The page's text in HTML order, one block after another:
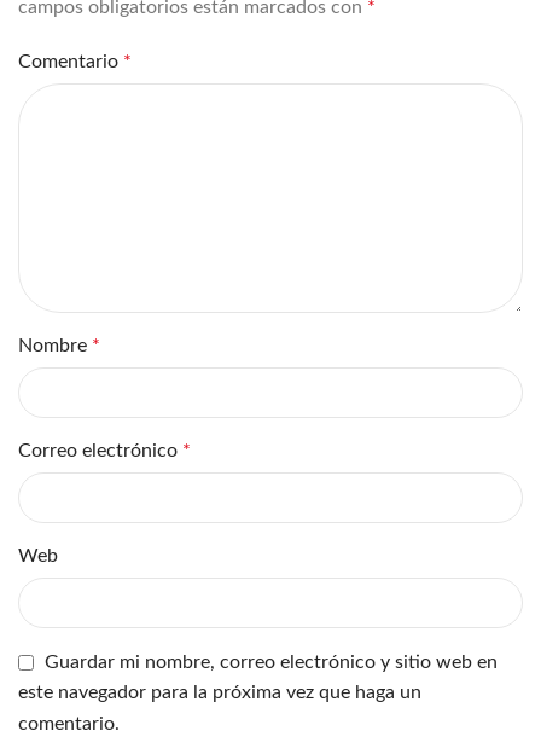
campos obligatorios están marcados con *
Comentario *
Nombre *
Correo electrónico *
Web
Guardar mi nombre, correo electrónico y sitio web en
este navegador para la próxima vez que haga un
comentario.